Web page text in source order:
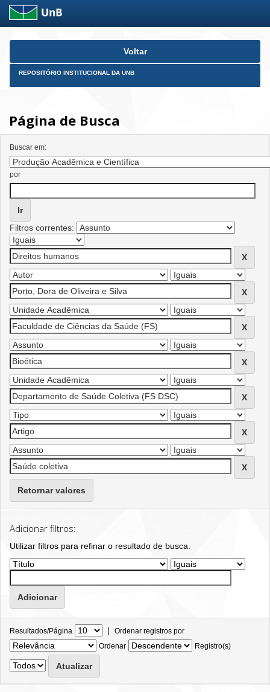
Skip
Voltar
REPOSITÓRIO INSTITUCIONAL DA UNB
Página de Busca
Buscar em:
por
Filtros correntes:
Retornar valores
Adicionar filtros:
Utilizar filtros para refinar o resultado de busca.
Resultados/Página | Ordenar registros por
Ordenar
Registro(s)